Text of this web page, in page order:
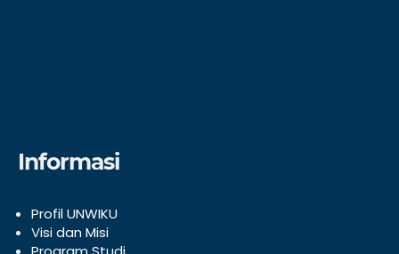
Informasi
Profil UNWIKU
Visi dan Misi